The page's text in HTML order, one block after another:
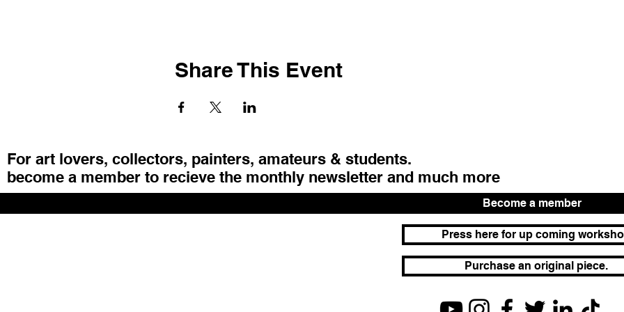
Share This Event
For art lovers, collectors, painters, amateurs & students.
become a member to recieve the monthly newsletter and much more
Become a member
Press here for up coming
Purchase an original piece.